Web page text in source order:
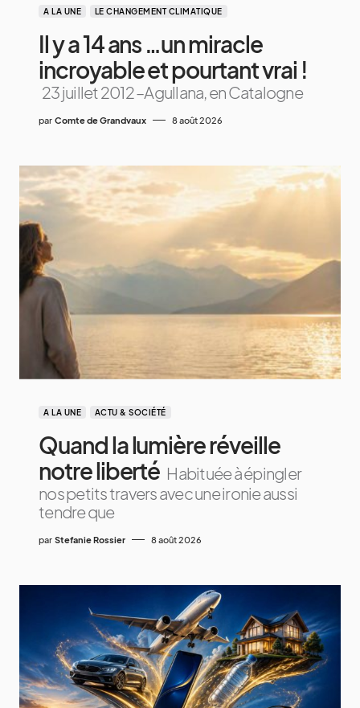
A LA UNE LE CHANGEMENT CLIMATIQUE
Il y a 14 ans …un miracle
incroyable et pourtant vrai !
23 juillet 2012 –Agullana, en Catalogne
par Comte de Grandvaux 8 août 2026
A LA UNE ACTU & SOCIÉTÉ
Quand la lumière réveille
notre liberté Habituée à épingler
nos petits travers avec une ironie aussi
tendre que
par Stefanie Rossier 8 août 2026